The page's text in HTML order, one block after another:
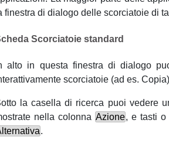
finestra di dialogo delle scorciatoie di
Scorciatoie standard
alto in questa finestra di dialogo
scorciatoie (ad es.
la casella di ricerca puoi vedere
nella colonna Azione, e tasti o
.